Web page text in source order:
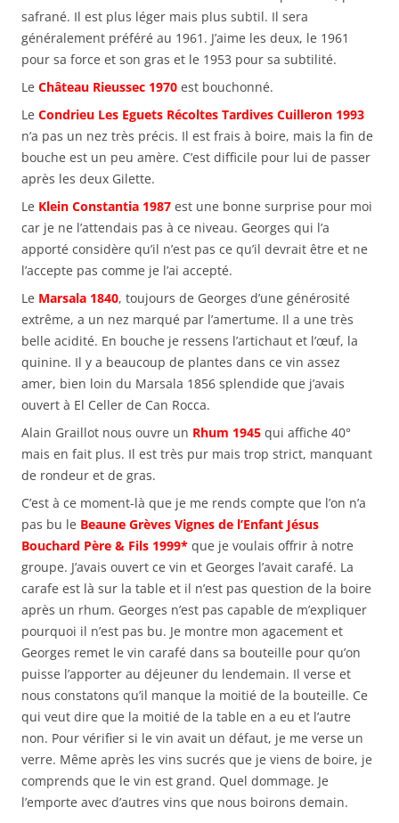
safrané. Il est plus léger mais plus subtil. Il sera
généralement préféré au 1961. J’aime les deux, le 1961
pour sa force et son gras et le 1953 pour sa subtilité.
Le Château Rieussec 1970 est bouchonné.
Le Condrieu Les Eguets Récoltes Tardives Cuilleron 1993
n’a pas un nez très précis. Il est frais à boire, mais la fin de
bouche est un peu amère. C’est difficile pour lui de passer
après les deux Gilette.
Le Klein Constantia 1987 est une bonne surprise pour moi
car je ne l’attendais pas à ce niveau. Georges qui l’a
apporté considère qu’il n’est pas ce qu’il devrait être et ne
l’accepte pas comme je l’ai accepté.
Le Marsala 1840, toujours de Georges d’une générosité
extrême, a un nez marqué par l’amertume. Il a une très
belle acidité. En bouche je ressens l’artichaut et l’œuf, la
quinine. Il y a beaucoup de plantes dans ce vin assez
amer, bien loin du Marsala 1856 splendide que j’avais
ouvert à El Celler de Can Rocca.
Alain Graillot nous ouvre un Rhum 1945 qui affiche 40°
mais en fait plus. Il est très pur mais trop strict, manquant
de rondeur et de gras.
C’est à ce moment-là que je me rends compte que l’on n’a
pas bu le Beaune Grèves Vignes de l’Enfant Jésus
Bouchard Père & Fils 1999* que je voulais offrir à notre
groupe. J’avais ouvert ce vin et Georges l’avait carafé. La
carafe est là sur la table et il n’est pas question de la boire
après un rhum. Georges n’est pas capable de m’expliquer
pourquoi il n’est pas bu. Je montre mon agacement et
Georges remet le vin carafé dans sa bouteille pour qu’on
puisse l’apporter au déjeuner du lendemain. Il verse et
nous constatons qu’il manque la moitié de la bouteille. Ce
qui veut dire que la moitié de la table en a eu et l’autre
non. Pour vérifier si le vin avait un défaut, je me verse un
verre. Même après les vins sucrés que je viens de boire, je
comprends que le vin est grand. Quel dommage. Je
l’emporte avec d’autres vins que nous boirons demain.